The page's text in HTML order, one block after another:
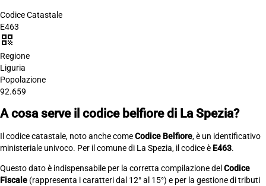
Codice Catastale
E463
qr_code
Regione
Liguria
Popolazione
92.659
A cosa serve il codice belfiore di La Spezia?
Il codice catastale, noto anche comeCodice Belfiore, è un identificativo
ministeriale univoco. Per il comune di La Spezia, il codice è E463.
Questo dato è indispensabile per la corretta compilazione del Codice
Fiscale (rappresenta i caratteri dal 12° al 15°) e per la gestione di tributi